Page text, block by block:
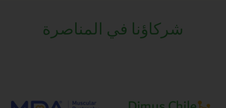
شركاؤنا في المناصرة